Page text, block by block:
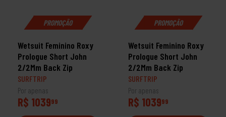
PROMOÇÃO
Wetsuit Feminino Roxy
Prologue Short John
2/2Mm Back Zip
SURFTRIP
Por apenas
R$ 103999
PROMOÇÃO
Wetsuit Feminino Roxy
Prologue Short John
2/2Mm Back Zip
SURFTRIP
Por apenas
R$ 103999